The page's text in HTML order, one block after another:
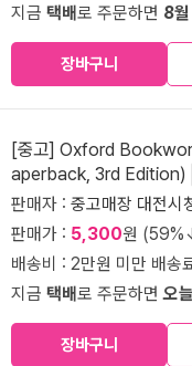
지금 택배로 주문하면 8
장바구니
[중고] Oxford
aperback, 3rd Edition)
판매자 : 중고매장 대전시
판매가 : 5,300원
배송비 : 2만원 미만 배송
지금 택배로 주문하면오늘
장바구니